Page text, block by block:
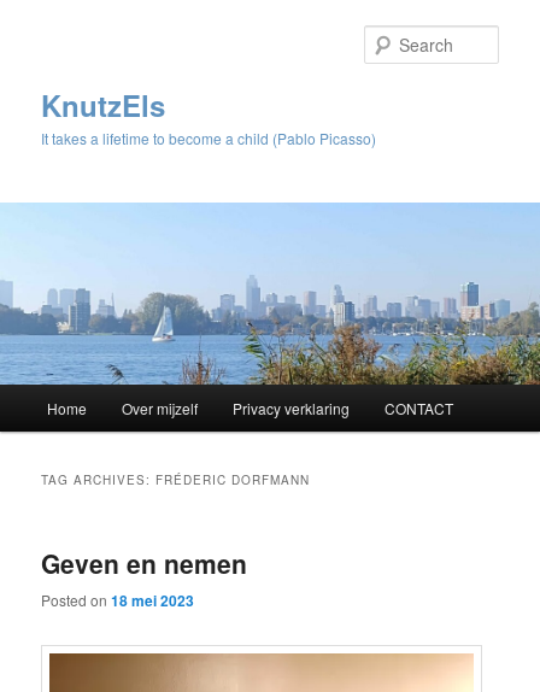
KnutzEls
It takes a lifetime to become a child (Pablo Picasso)
Skip
content
Skip
content
Home Over mijzelf Privacy verklaring CONTACT
TAG ARCHIVES: FRÉDERIC DORFMANN
Geven en nemen
Posted on18 mei 2023